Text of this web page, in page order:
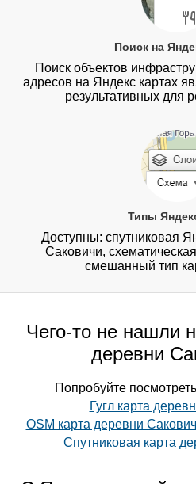
Поиск на
Поиск объектов
адресов на Яндекс картах
результативных для
Типы
Доступны: спутниковая
Саковичи,
смешанный тип
Чего-то не нашли
деревни
Попробуйте
Гугл карта
OSM карта деревни
Спутниковая карта